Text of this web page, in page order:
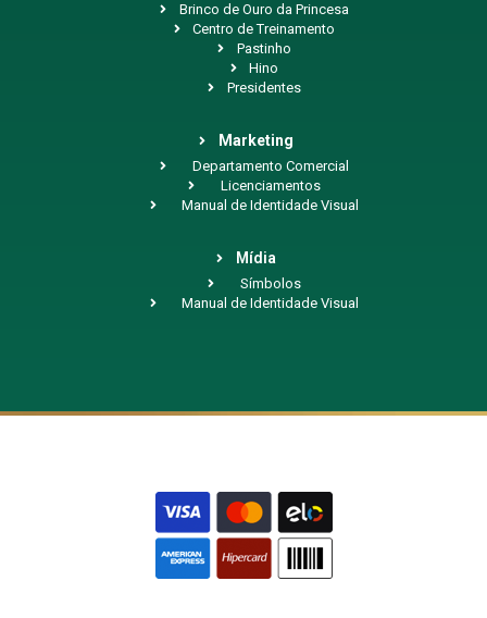
Brinco de Ouro da Princesa
Centro de Treinamento
Pastinho
Hino
Presidentes
Marketing
Departamento Comercial
Licenciamentos
Manual de Identidade Visual
Mídia
Símbolos
Manual de Identidade Visual